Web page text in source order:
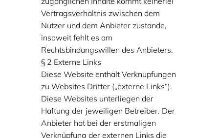
Vertragsverhältnis zwischen dem
Nutzer und dem Anbieter zustande,
insoweit fehlt es am
Rechtsbindungswillen des Anbieters.
§ 2 Externe Links
Diese Website enthält Verknüpfungen
zu Websites Dritter („externe Links“).
Diese Websites unterliegen der
Haftung der jeweiligen Betreiber. Der
Anbieter hat bei der erstmaligen
Verknüpfung der externen Links die